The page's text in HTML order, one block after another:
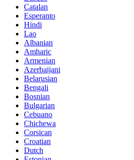
Catalan
Esperanto
Hindi
Lao
Albanian
Amharic
Armenian
Azerbaijani
Belarusian
Bengali
Bosnian
Bulgarian
Cebuano
Chichewa
Corsican
Croatian
Dutch